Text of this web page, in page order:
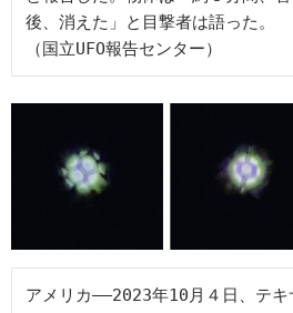
後、消えた」と目撃者は語った。
（国立UFO報告センター）
アメリカ――2023年10月４日、テ